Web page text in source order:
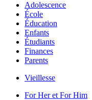
Adolescence
École
Éducation
Enfants
Étudiants
Finances
Parents
Vieillesse
For Her et For Him